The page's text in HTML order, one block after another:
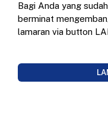
Bagi Anda yang
berminat
lamaran via button